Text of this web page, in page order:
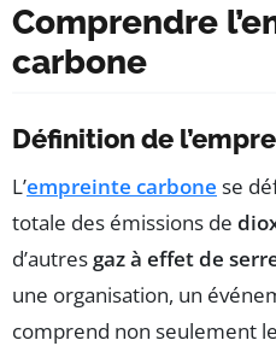
Comprendre
carbone
Définition de
L’empreinte carbone se
totale des émissions de
d’autres gaz à effet de
une organisation, un
comprend non seulement